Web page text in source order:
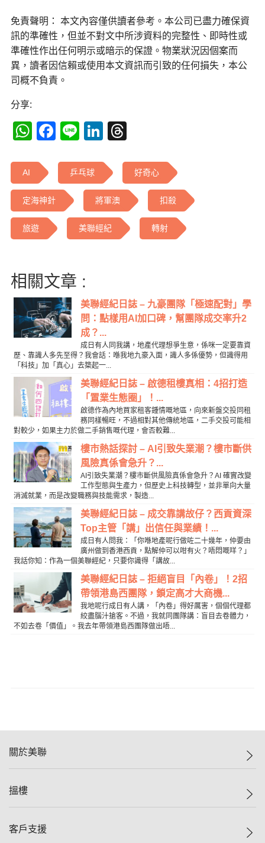
免責聲明： 本文內容僅供讀者參考。本公司已盡力確保資
訊的準確性，但並不對文中所涉資料的完整性、即時性或
準確性作出任何明示或暗示的保證。物業狀況因個案而
異，讀者因信賴或使用本文資訊而引致的任何損失，本公
司概不負責。
分享:
WhatsApp
Facebook
LineLinkedIn
AI 乒乓球 好奇心
定海神針 將軍澳 扣殺
旅遊 美聯經紀 轉射
相關文章 :
美聯經紀日誌 – 九豪團隊「極速配對」學
問：點樣用AI加口碑，幫團隊成交率升2
成？...
成日有人同我講，地產代理想爭生意，係咪一定要靠資
歷、靠識人多先至得？我會話：喺我地九豪入面，識人多係優勢，但識得用
「科技」加「真心」去築起一...
美聯經紀日誌 – 啟德租樓真相：4招打造
「置業生態圈」！...
啟德作為內地買家租客鍾情嘅地區，向來新盤交投同租
務同樣暢旺，不過相對其他傳統地區，二手交投可能相
對較少，如果主力於做二手銷售嘅代理，會否較難...
樓市熱話探討 – AI引致失業潮？樓市斷供
風險真係會急升？...
AI引致失業潮？樓市斷供風險真係會急升？AI 確實改變
工作型態與生產力，但歷史上科技轉型，並非單向大量
消滅就業，而是改變職務與技能需求，製造...
美聯經紀日誌 – 成交靠講故仔？西貢資深
Top主管「講」出信任與業績！...
成日有人問我：「你喺地產呢行做咗二十幾年，仲要由
廣州做到香港西貢，點解仲可以咁有火？唔悶嘅咩？」
我話你知：作為一個美聯經紀，只要你識得「講故...
美聯經紀日誌 – 拒絕盲目「內卷」！2招
帶領港島西團隊，鎖定高才大商機...
我地呢行成日有人講，「內卷」得好厲害，個個代理都
絞盡腦汁搶客。不過，我就同團隊講：盲目去卷體力，
不如去卷「價值」。我去年帶領港島西團隊做出唔...
關於美聯
美聯集團
人才招募
搵樓
一手新盤
客戶支援